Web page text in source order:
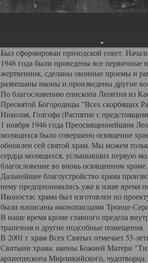
Первым, после обновления храма,
переведен на место настоятеля храма
кафедрального собора. Отец Серафим
пользовался любовью и уважением
Был сформирован приходской совет.
1946 года были проведены все первичные
жертвенник, сделаны оконные проемы и
развешаны иконы и произведены другие
По благословению епископа Леонтия из
Пресвятой Богородицы "Всех скорбящих
Николая, Голгофа (Распятие с
1 ноября 1946 года Преосвященнейшим
молящихся было совершено освящение
обновлен сей святой храм. Мы можем
сердца молящихся, услышавших первую
благословение во вновь освященном храме.
Дальнейшее благоустройство храма
нему предпринимались уже в наше время
Иконостас храма был изготовлен по
были написаны иконописцами Троице-
В наше время кроме главного предела
трапезная и другие подсобные помещения.
В 2001 г храм Всех Святых отмечает 55-
Святыни храма: иконы Божией Матери
архиепископа Мирликийского, чудотворца.